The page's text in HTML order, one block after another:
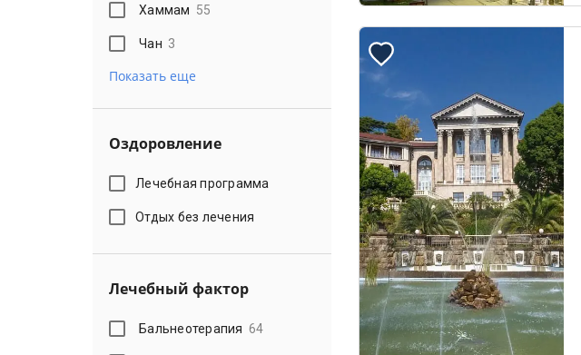
Хаммам 55
Чан 3
Показать еще
Оздоровление
Лечебная программа
Отдых без лечения
Лечебный фактор
Бальнеотерапия 64